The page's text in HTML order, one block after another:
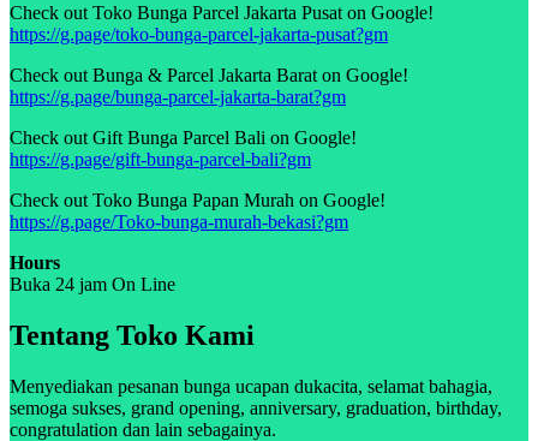
Check out Toko Bunga Parcel Jakarta Pusat on Google!
https://g.page/toko-bunga-parcel-jakarta-pusat?gm
Check out Bunga & Parcel Jakarta Barat on Google!
https://g.page/bunga-parcel-jakarta-barat?gm
Check out Gift Bunga Parcel Bali on Google!
https://g.page/gift-bunga-parcel-bali?gm
Check out Toko Bunga Papan Murah on Google!
https://g.page/Toko-bunga-murah-bekasi?gm
Hours
Buka 24 jam On Line
Tentang Toko Kami
Menyediakan pesanan bunga ucapan dukacita, selamat bahagia,
semoga sukses, grand opening, anniversary, graduation, birthday,
congratulation dan lain sebagainya.